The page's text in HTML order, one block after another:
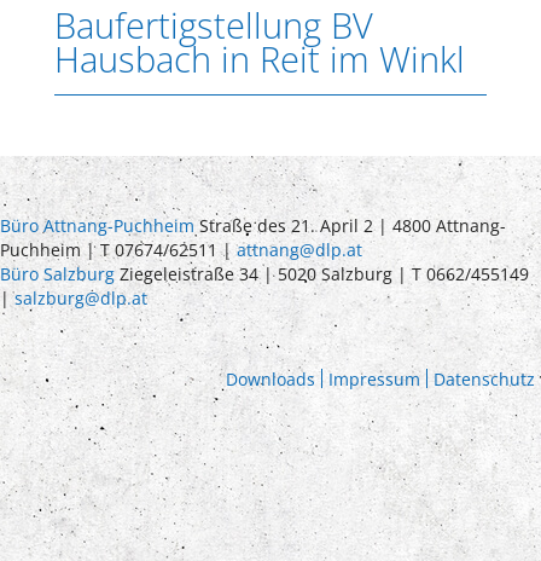
Baufertigstellung BV
Hausbach in Reit im Winkl
Büro Attnang-Puchheim Straße des 21. April 2 | 4800 Attnang-
Puchheim | T 07674/62511 |attnang@dlp.at
Büro Salzburg Ziegeleistraße 34 | 5020 Salzburg | T 0662/455149
|salzburg@dlp.at
Downloads Impressum Datenschutz